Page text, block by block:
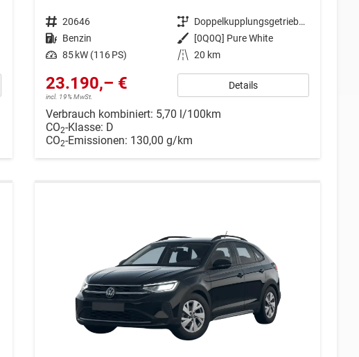
Fahrzeugnr. 20646 Getriebe
Doppelkupplungsgetriebe (DSG)
Kraftstoff Benzin Außenfarbe
[0Q0Q] Pure White
Leistung 85 kW (116 PS) Kilometerstand 20 km
23.190,– €
incl. 19% MwSt.
Details
Verbrauch kombiniert: 5,70 l/100km
CO2-Klasse: D
CO2-Emissionen: 130,00 g/km